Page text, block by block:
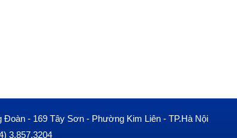
- 169 Tây Sơn - Phường Kim Liên - TP.Hà Nội
3.857.3204